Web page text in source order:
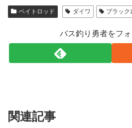
ベイトロッド ダイワ ブラック
バス釣り勇者をフ
関連記事